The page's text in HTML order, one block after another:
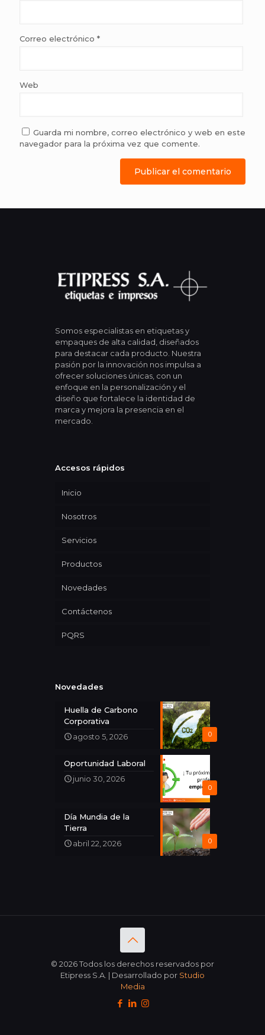
Correo electrónico *
Web
Guarda mi nombre, correo electrónico y web en este
navegador para la próxima vez que comente.
Somos especialistas en etiquetas y
empaques de alta calidad, diseñados
para destacar cada producto. Nuestra
pasión por la innovación nos impulsa a
ofrecer soluciones únicas, con un
enfoque en la personalización y el
diseño que fortalece la identidad de
marca y mejora la presencia en el
mercado.
Accesos rápidos
Inicio
Nosotros
Servicios
Productos
Novedades
Contáctenos
PQRS
Novedades
0
Huella de Carbono
Corporativa
agosto 5, 2026
0
Oportunidad Laboral
junio 30, 2026
0
Día Mundia de la
Tierra
abril 22, 2026
© 2026 Todos los derechos reservados por
Etipress S.A. | Desarrollado por Studio
Media